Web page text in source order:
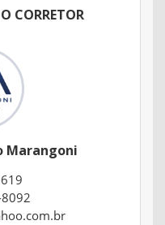
CORRETOR
Marangoni